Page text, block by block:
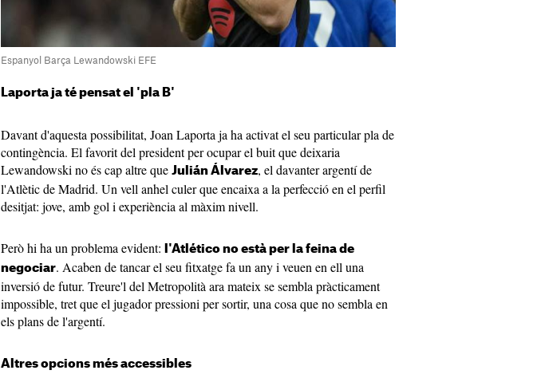
Espanyol Barça Lewandowski EFE
Laporta ja té pensat el 'pla B'
Davant d'aquesta possibilitat, Joan Laporta ja ha activat el seu particular pla de
contingència. El favorit del president per ocupar el buit que deixaria
Lewandowski no és cap altre que Julián Álvarez, el davanter argentí de
l'Atlètic de Madrid. Un vell anhel culer que encaixa a la perfecció en el perfil
desitjat: jove, amb gol i experiència al màxim nivell.
Però hi ha un problema evident:
l'Atlético no està per la feina de
negociar. Acaben de tancar el seu fitxatge fa un any i veuen en ell una
inversió de futur. Treure'l del Metropolità ara mateix se sembla pràcticament
impossible, tret que el jugador pressioni per sortir, una cosa que no sembla en
els plans de l'argentí.
Altres opcions més accessibles